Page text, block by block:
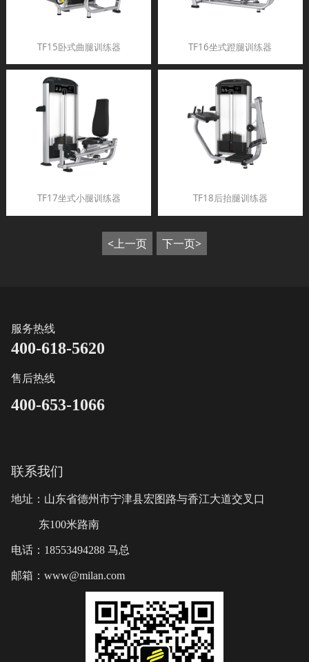
TF15卧式曲腿训练器 TF16坐式蹬腿训练器
TF17坐式小腿训练器 TF18后抬腿训练器
<上一页 下一页>
服务热线
400-618-5620
售后热线
400-653-1066
联系我们
地址：山东省德州市宁津县宏图路与香江大道交叉口
东100米路南
电话：18553494288 马总
邮箱：www@milan.com